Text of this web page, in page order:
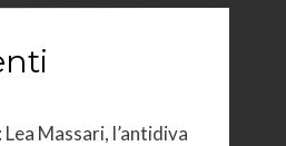
Massari, l’antidiva